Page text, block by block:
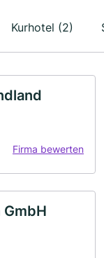
Kurhotel (2)
Firma bewerten